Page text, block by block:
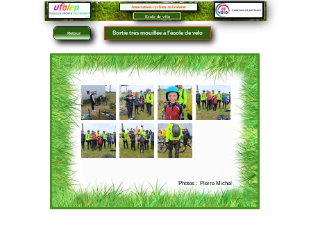
Ecole de vélo
Association cycliste trévoloise
Retour Sortie très mouillée à l'école de vélo
Photos : Pierre Michel